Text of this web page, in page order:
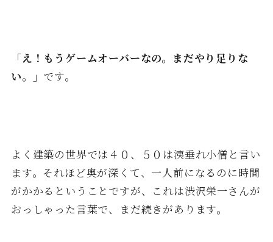
「え！もうゲームオーバーなの。まだやり足りな
い。」 です。
よく建築の世界では４０、５０は洟垂れ小僧と言い
ます。それほど奥が深くて、一人前になるのに時間
がかかるということですが、これは渋沢栄一さんが
おっしゃった言葉で、まだ続きがあります。